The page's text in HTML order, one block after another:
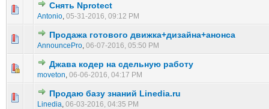
Снять Nprotect
Antonio, 05-31-2016, 09:12 PM
0 голос(ов) - 0 из 5 в среднем
123
Продажа готового движка+дизайна+анонса
AnnouncePro, 06-07-2016, 05:50 PM
0 голос(ов) - 0 из 5 в среднем
12345
Джава кодер на сдельную работу
moveton, 06-06-2016, 04:17 PM
0 голос(ов) - 0 из 5 в среднем
1 234 5
Продаю базу знаний Linedia.ru
Linedia, 06-03-2016, 04:35 PM
0 голос(ов) - 0 из 5 в среднем
12345